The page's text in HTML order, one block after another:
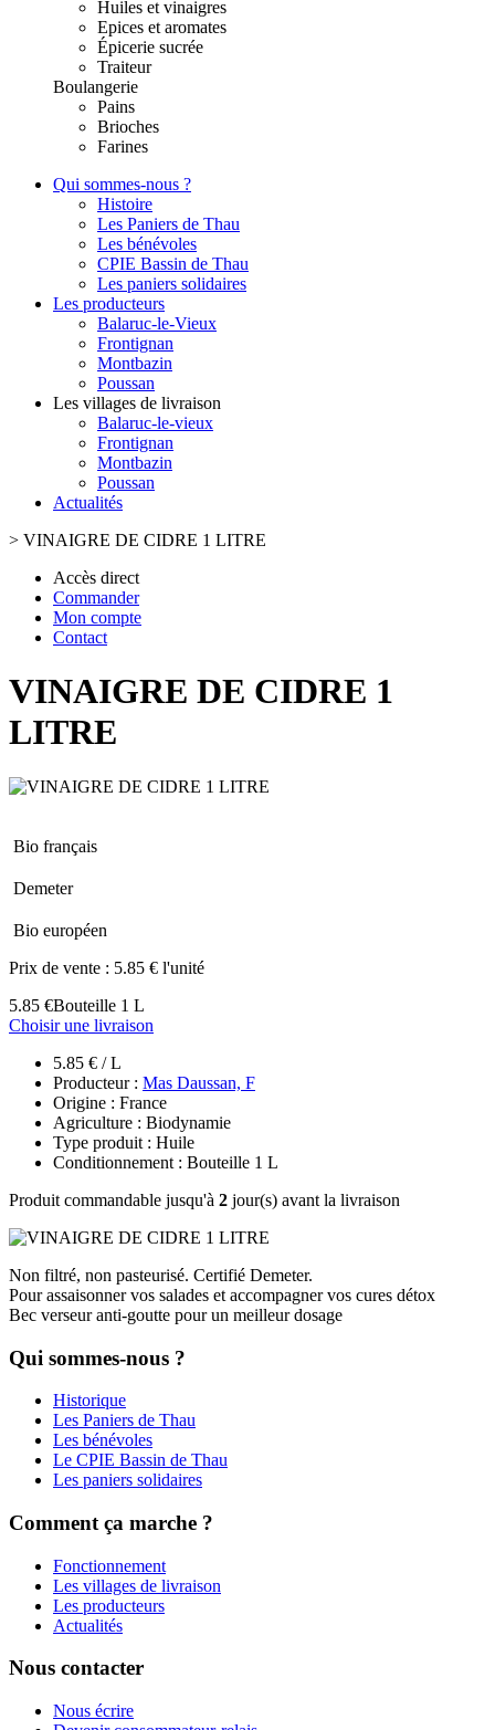
Huiles et vinaigres
Epices et aromates
Épicerie sucrée
Traiteur
Boulangerie
Pains
Brioches
Farines
Qui sommes-nous ?
Histoire
Les Paniers de Thau
Les bénévoles
CPIE Bassin de Thau
Les paniers solidaires
Les producteurs
Balaruc-le-Vieux
Frontignan
Montbazin
Poussan
Les villages de livraison
Balaruc-le-vieux
Frontignan
Montbazin
Poussan
Actualités
> VINAIGRE DE CIDRE 1 LITRE
Accès direct
Commander
Mon compte
Contact
VINAIGRE DE CIDRE 1
LITRE
Bio français
Demeter
Bio européen
Prix de vente : 5.85 € l'unité
5.85 €Bouteille 1 L
Choisir une livraison
5.85 € / L
Producteur : Mas Daussan, F
Origine : France
Agriculture : Biodynamie
Type produit : Huile
Conditionnement : Bouteille 1 L
Produit commandable jusqu'à 2 jour(s) avant la livraison
Non filtré, non pasteurisé. Certifié Demeter.
Pour assaisonner vos salades et accompagner vos cures détox
Bec verseur anti-goutte pour un meilleur dosage
Qui sommes-nous ?
Historique
Les Paniers de Thau
Les bénévoles
Le CPIE Bassin de Thau
Les paniers solidaires
Comment ça marche ?
Fonctionnement
Les villages de livraison
Les producteurs
Actualités
Nous contacter
Nous écrire